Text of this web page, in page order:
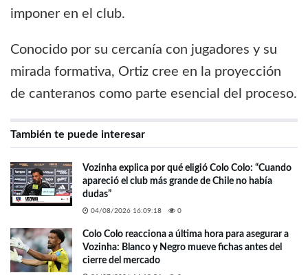
imponer en el club.
Conocido por su cercanía con jugadores y su
mirada formativa, Ortiz cree en la proyección
de canteranos como parte esencial del proceso.
También te puede interesar
Vozinha explica por qué eligió Colo Colo: “Cuando
apareció el club más grande de Chile no había
dudas”
04/08/2026 16:09:18 0
Colo Colo reacciona a última hora para asegurar a
Vozinha: Blanco y Negro mueve fichas antes del
cierre del mercado